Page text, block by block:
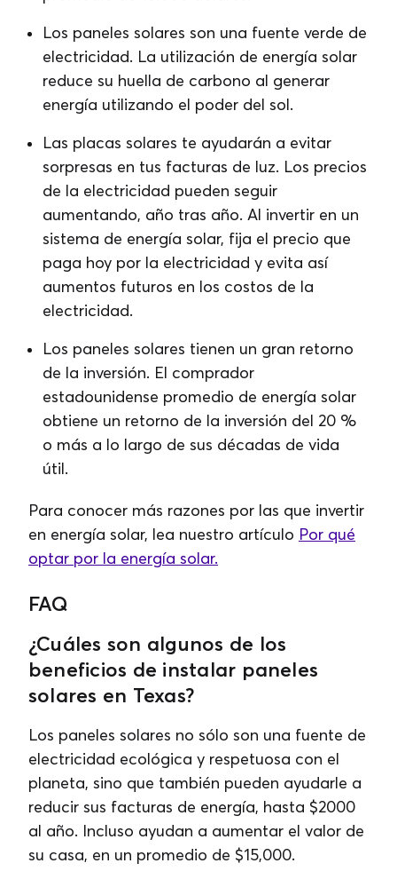
Los paneles solares son una fuente verde de
electricidad. La utilización de energía solar
reduce su huella de carbono al generar
energía utilizando el poder del sol.
Las placas solares te ayudarán a evitar
sorpresas en tus facturas de luz. Los precios
de la electricidad pueden seguir
aumentando, año tras año. Al invertir en un
sistema de energía solar, fija el precio que
paga hoy por la electricidad y evita así
aumentos futuros en los costos de la
electricidad.
Los paneles solares tienen un gran retorno
de la inversión. El comprador
estadounidense promedio de energía solar
obtiene un retorno de la inversión del 20 %
o más a lo largo de sus décadas de vida
útil.
Para conocer más razones por las que invertir
en energía solar, lea nuestro artículo Por qué
optar por la energía solar.
FAQ
¿Cuáles son algunos de los
beneficios de instalar paneles
solares en Texas?
Los paneles solares no sólo son una fuente de
electricidad ecológica y respetuosa con el
planeta, sino que también pueden ayudarle a
reducir sus facturas de energía, hasta $2000
al año. Incluso ayudan a aumentar el valor de
su casa, en un promedio de $15,000.